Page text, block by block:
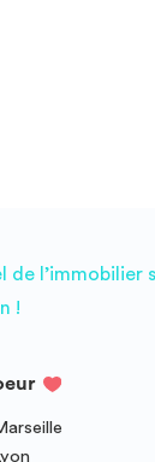
de l’immobilier
!